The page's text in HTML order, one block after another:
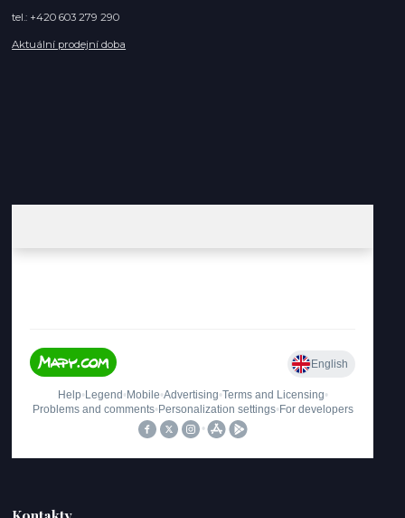
tel.: +420 603 279 290
Aktuální prodejní doba